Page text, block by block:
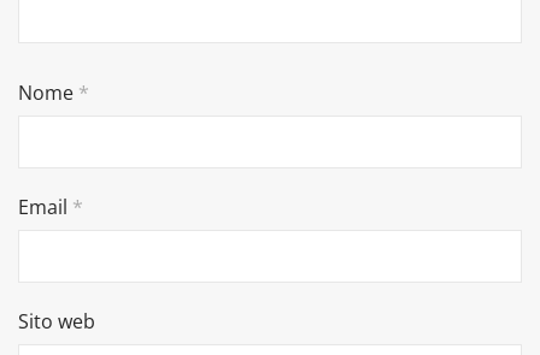
Nome *
Email *
Sito web